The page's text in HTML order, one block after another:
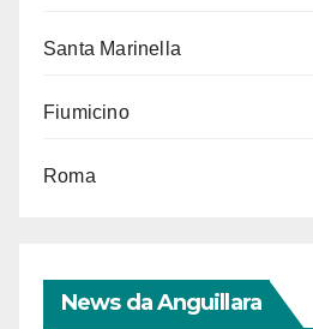
Santa Marinella
Fiumicino
Roma
News da Anguillara